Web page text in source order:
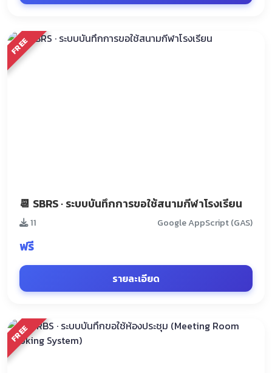
FREE
📆 SBRS · ระบบบันทึกการขอใช้สนามกีฬาโรงเรียน
11 Google AppScript (GAS)
ฟรี
รายละเอียด
FREE